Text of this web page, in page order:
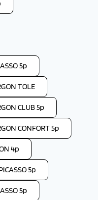
5p
TOLE
CLUB 5p
CONFORT 5p
4p
5p
5p